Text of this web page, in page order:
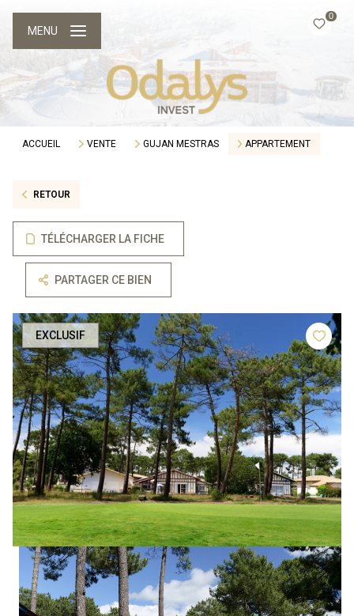
0
MENU
ACCUEIL VENTE GUJAN MESTRAS APPARTEMENT
RETOUR
TÉLÉCHARGER LA FICHE
PARTAGER CE BIEN
EXCLUSIF